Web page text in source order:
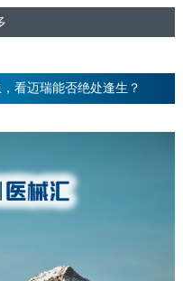
看迈瑞能否绝处逢生？